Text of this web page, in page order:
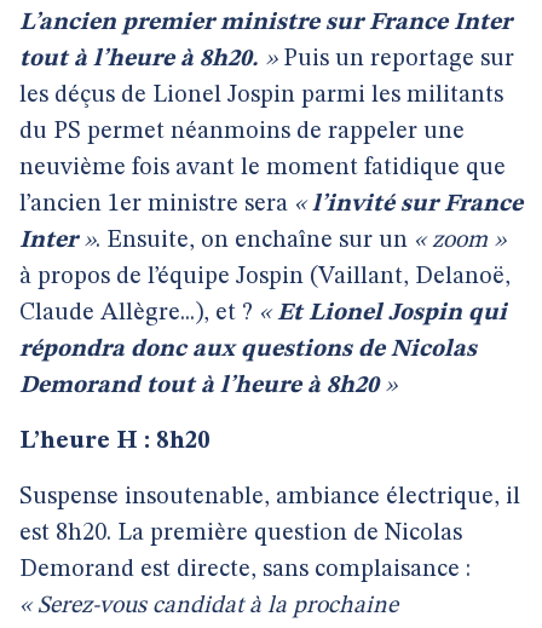
L’ancien premier ministre sur France Inter
tout à l’heure à 8h20. » Puis un reportage sur
les déçus de Lionel Jospin parmi les militants
du PS permet néanmoins de rappeler une
neuvième fois avant le moment fatidique que
l’ancien 1er ministre sera «l’invité sur France
Inter». Ensuite, on enchaîne sur un « zoom »
à propos de l’équipe Jospin (Vaillant, Delanoë,
Claude Allègre...), et ? «Et Lionel Jospin qui
répondra donc aux questions de Nicolas
Demorand tout à l’heure à 8h20»
L’heure H : 8h20
Suspense insoutenable, ambiance électrique, il
est 8h20. La première question de Nicolas
Demorand est directe, sans complaisance :
« Serez-vous candidat à la prochaine